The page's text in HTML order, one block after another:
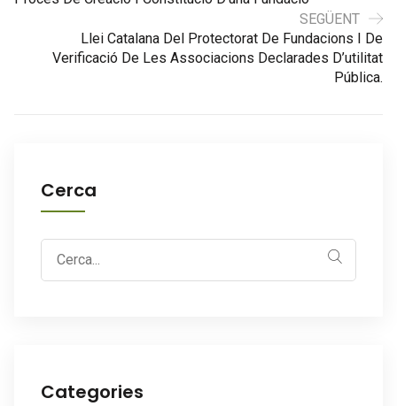
SEGÜENT
Llei Catalana Del Protectorat De Fundacions I De
Verificació De Les Associacions Declarades D’utilitat
Pública.
Cerca
Search
for:
Categories